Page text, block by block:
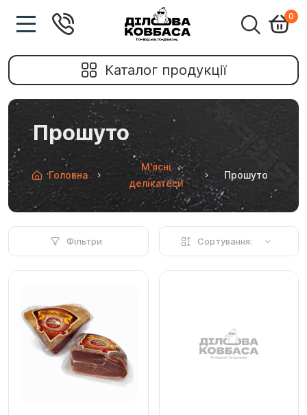
0
Каталог продукції
Прошуто
Головна
М'ясні
делікатеси
Прошуто
Фільтри Сортування: